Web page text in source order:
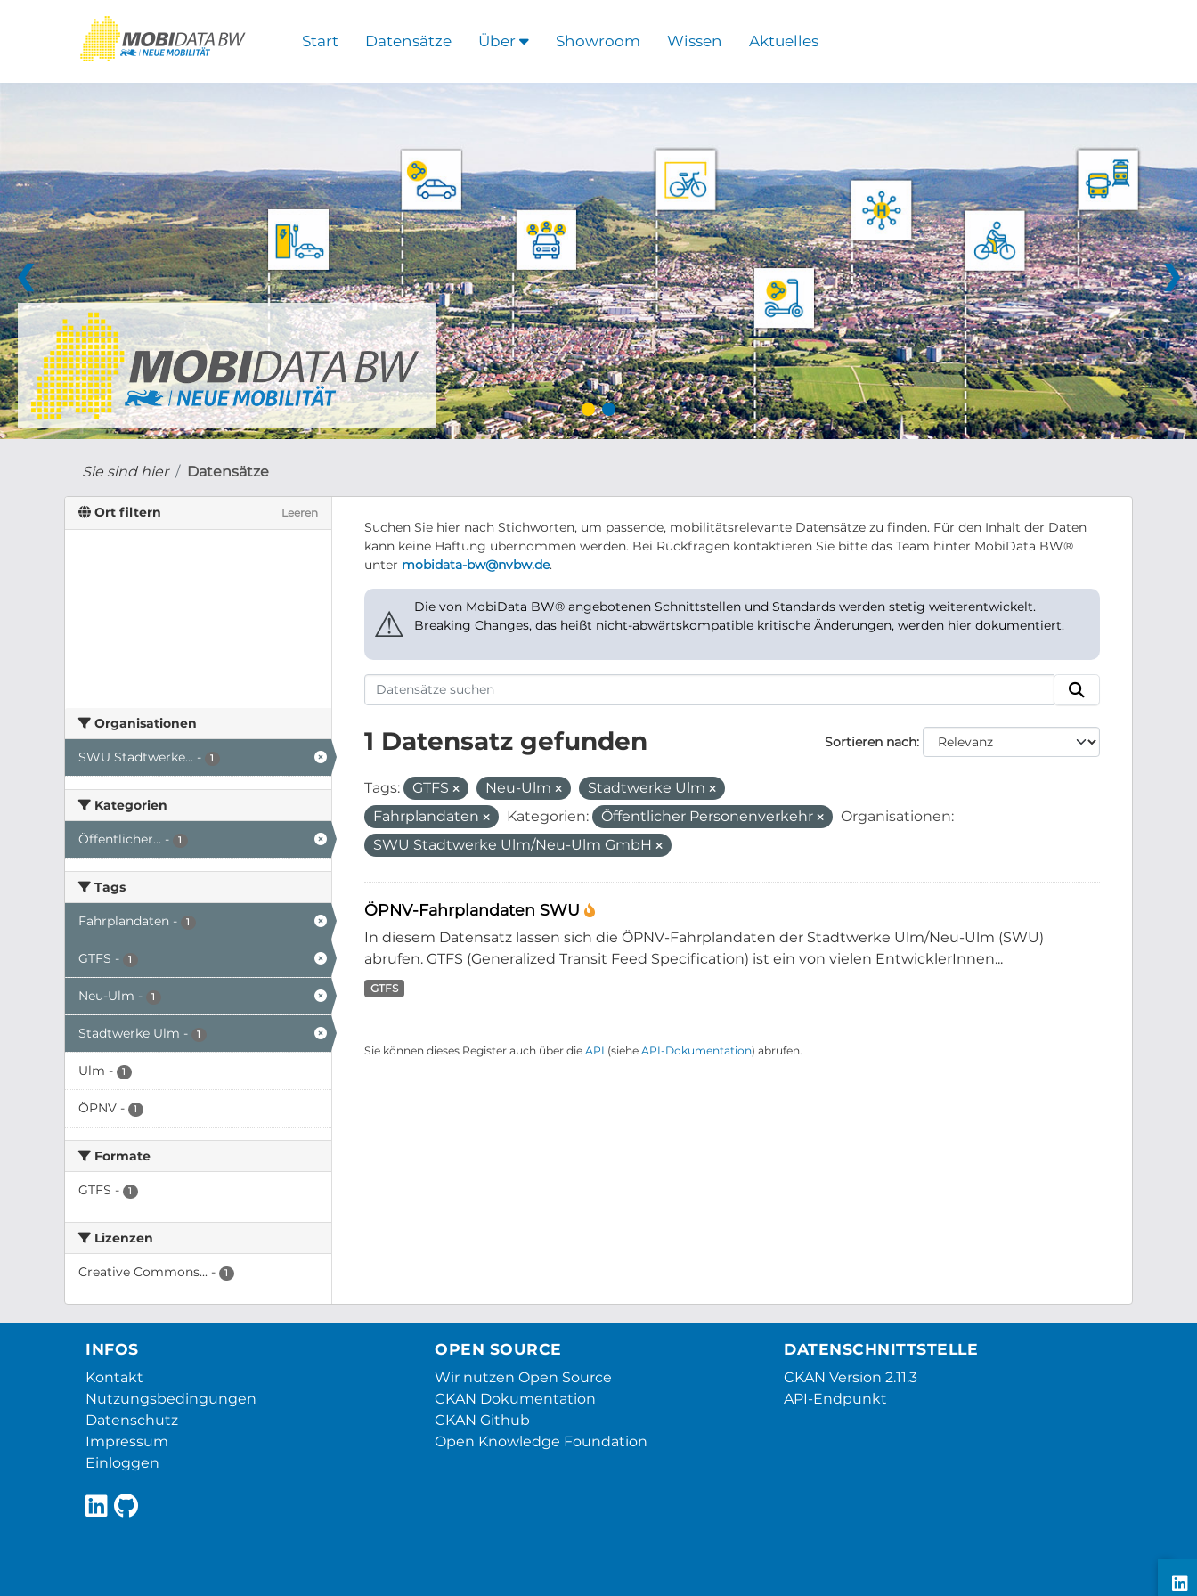
Start Datensätze Über Showroom Wissen Aktuelles
❮ ❯
Sie sind hier Datensätze
Ort filtern Leeren
Organisationen
SWU Stadtwerke... - 1
Kategorien
Öffentlicher... - 1
Tags
Fahrplandaten - 1
GTFS - 1
Neu-Ulm - 1
Stadtwerke Ulm - 1
Ulm - 1
ÖPNV - 1
Formate
GTFS - 1
Lizenzen
Creative Commons... - 1
Suchen Sie hier nach Stichworten, um passende, mobilitätsrelevante Datensätze zu finden. Für den Inhalt der Daten
kann keine Haftung übernommen werden. Bei Rückfragen kontaktieren Sie bitte das Team hinter MobiData BW®
unter mobidata-bw@nvbw.de.
⚠
Die von MobiData BW® angebotenen Schnittstellen und Standards werden stetig weiterentwickelt.
Breaking Changes, das heißt nicht-abwärtskompatible kritische Änderungen, werden hier dokumentiert.
Sortieren nach
1 Datensatz gefunden
Tags: GTFS Neu-Ulm
Stadtwerke Ulm
Fahrplandaten
Kategorien: Öffentlicher Personenverkehr
Organisationen:
SWU Stadtwerke Ulm/Neu-Ulm GmbH
ÖPNV-Fahrplandaten SWU
In diesem Datensatz lassen sich die ÖPNV-Fahrplandaten der Stadtwerke Ulm/Neu-Ulm (SWU)
abrufen. GTFS (Generalized Transit Feed Specification) ist ein von vielen EntwicklerInnen...
GTFS
Sie können dieses Register auch über die API (siehe API-Dokumentation) abrufen.
INFOS
Kontakt
Nutzungsbedingungen
Datenschutz
Impressum
Einloggen
OPEN SOURCE
Wir nutzen Open Source
CKAN Dokumentation
CKAN Github
Open Knowledge Foundation
DATENSCHNITTSTELLE
CKAN Version 2.11.3
API-Endpunkt